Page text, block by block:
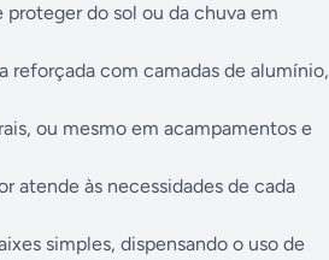
proteger do sol ou da chuva em
reforçada com camadas de alumínio,
ou mesmo em acampamentos e
atende às necessidades de cada
simples, dispensando o uso de